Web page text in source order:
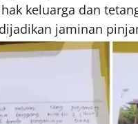
keluarga dan
jaminan